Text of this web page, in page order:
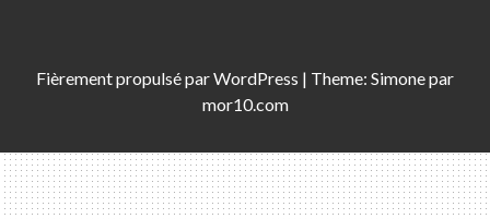
Fièrement propulsé parWordPress | Theme: Simonepar
mor10.com